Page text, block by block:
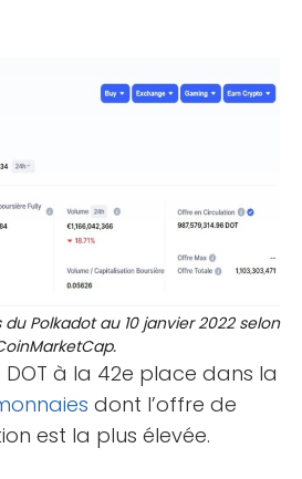
Polkadot au 10 janvier 2022 selon
à la 42e place dans la
dont l’offre de
est la plus élevée.